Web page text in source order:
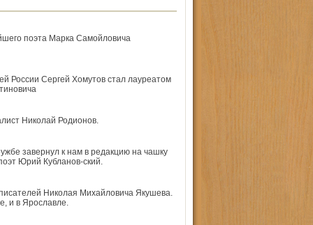
поэта Марка Самойловича
России Сергей Хомутов стал лауреатом
Николай Родионов.
завернул к нам в редакцию на чашку
Юрий Кубланов-ский.
Николая Михайловича Якушева.
и в Ярославле.